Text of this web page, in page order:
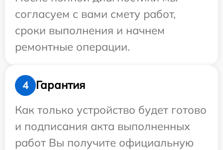
согласуем с вами смету работ,
сроки выполнения и начнем
ремонтные операции.
4
Гарантия
Как только устройство будет готово
и подписания акта выполненных
работ Вы получите официальную